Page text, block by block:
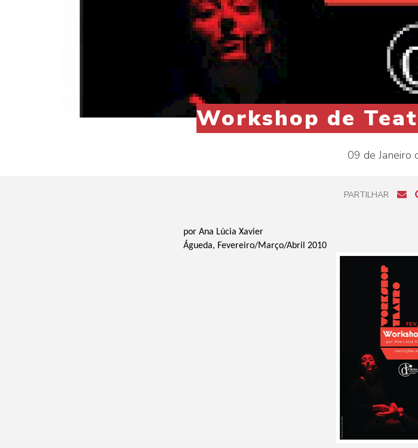
Workshop de
09 de Janeiro
PARTILHAR
por Ana Lúcia Xavier
Águeda, Fevereiro/Março/Abril 2010